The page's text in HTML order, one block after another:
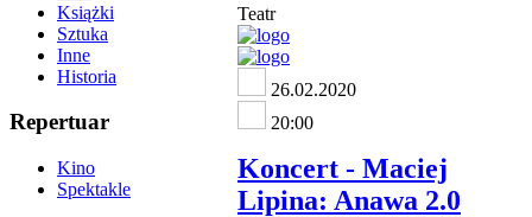
Książki
Sztuka
Inne
Historia
Repertuar
Kino
Spektakle
Teatr
26.02.2020
20:00
Koncert - Maciej
Lipina: Anawa 2.0